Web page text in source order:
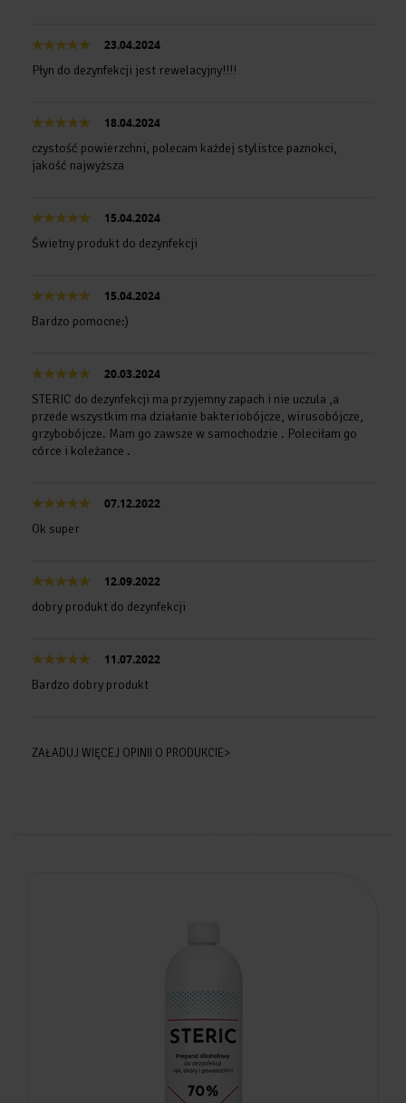
23.04.2024
Płyn do dezynfekcji jest rewelacyjny!!!!
18.04.2024
czystość powierzchni, polecam każdej stylistce paznokci,
jakość najwyższa
15.04.2024
Świetny produkt do dezynfekcji
15.04.2024
Bardzo pomocne:)
20.03.2024
STERIC do dezynfekcji ma przyjemny zapach i nie uczula ,a
przede wszystkim ma działanie bakteriobójcze, wirusobójcze,
grzybobójcze. Mam go zawsze w samochodzie . Poleciłam go
córce i koleżance .
07.12.2022
Ok super
12.09.2022
dobry produkt do dezynfekcji
11.07.2022
Bardzo dobry produkt
ZAŁADUJ WIĘCEJ OPINII O PRODUKCIE>